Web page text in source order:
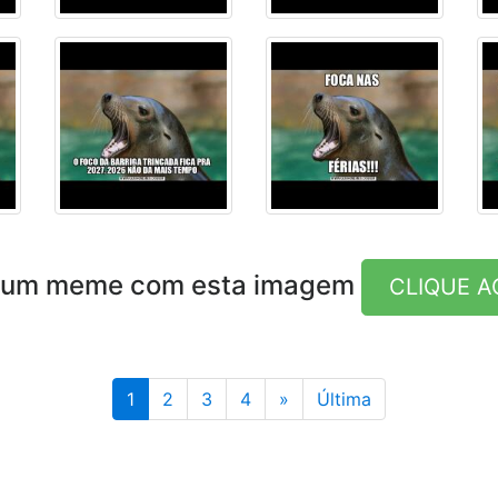
meme com esta imagem CLIQUE
1 2 3 4 » ÚltimaÚltima